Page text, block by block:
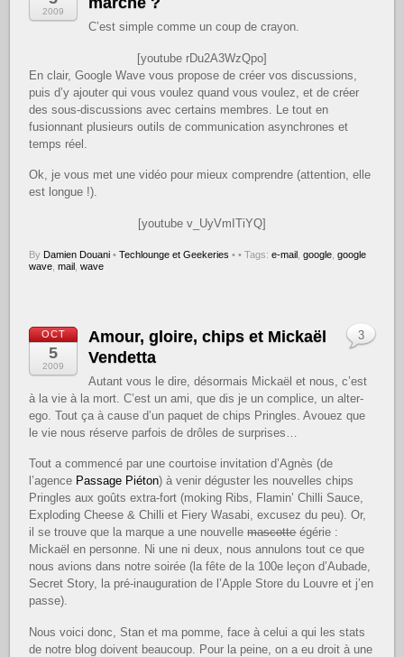
2009
C’est simple comme un coup de crayon.
[youtube rDu2A3WzQpo]
En clair, Google Wave vous propose de créer vos discussions,
puis d’y ajouter qui vous voulez quand vous voulez, et de créer
des sous-discussions avec certains membres. Le tout en
fusionnant plusieurs outils de communication asynchrones et
temps réel.
Ok, je vous met une vidéo pour mieux comprendre (attention, elle
est longue !).
[youtube v_UyVmITiYQ]
By Damien Douani • Techlounge et Geekeries • • Tags:e-mail ,google ,google
wave ,mail ,wave
OCT
5
2009
Amour, gloire, chips et Mickaël
Vendetta
Autant vous le dire, désormais Mickaël et nous, c’est
à la vie à la mort. C’est un ami, que dis je un complice, un alter-
ego. Tout ça à cause d’un paquet de chips Pringles. Avouez que
le vie nous réserve parfois de drôles de surprises…
Tout a commencé par une courtoise invitation d’Agnès (de
l’agence Passage Piéton) à venir déguster les nouvelles chips
Pringles aux goûts extra-fort (moking Ribs, Flamin’ Chilli Sauce,
Exploding Cheese & Chilli et Fiery Wasabi, excusez du peu). Or,
il se trouve que la marque a une nouvellemascotteégérie :
Mickaël en personne. Ni une ni deux, nous annulons tout ce que
nous avions dans notre soirée (la fête de la 100e leçon d’Aubade,
Secret Story, la pré-inauguration de l’Apple Store du Louvre et j’en
passe).
Nous voici donc, Stan et ma pomme, face à celui a qui les stats
de notre blog doivent beaucoup. Pour la peine, on a eu droit à une
3